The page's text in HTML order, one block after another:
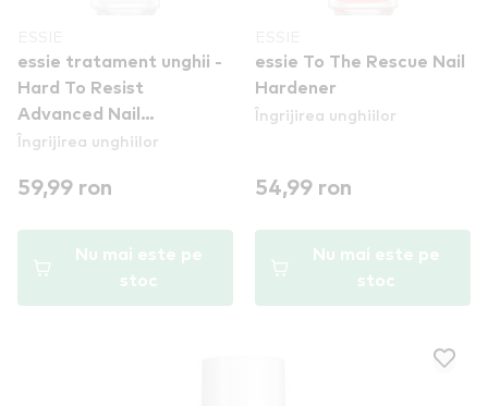
essie tratament unghii -
Hard To Resist
Advanced Nail
Strengthener
Îngrijirea unghiilor
59,99 ron
Nu mai este pe
stoc
essie To The Rescue Nail
Hardener
Îngrijirea unghiilor
54,99 ron
Nu mai este pe
stoc